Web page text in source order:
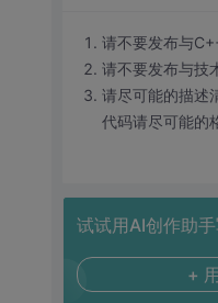
请不要发布与
请不要发布与技
请尽可能的描述
代码请尽可能的
试试用AI创作助
+